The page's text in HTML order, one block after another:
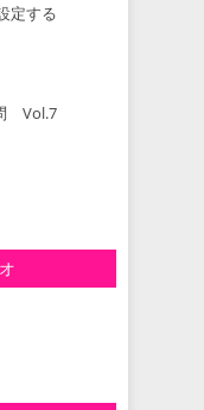
定する
Vol.7